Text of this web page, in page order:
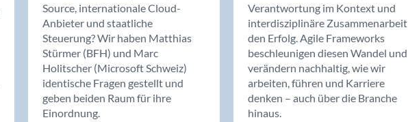
Buchs (SG)
Source, internationale Cloud-
Anbieter und staatliche
Steuerung? Wir haben Matthias
Stürmer (BFH) und Marc
Holitscher (Microsoft Schweiz)
identische Fragen gestellt und
geben beiden Raum für ihre
Einordnung.
Verantwortung im Kontext und
interdisziplinäre Zusammenarbeit
den Erfolg. Agile Frameworks
beschleunigen diesen Wandel und
verändern nachhaltig, wie wir
arbeiten, führen und Karriere
denken – auch über die Branche
hinaus.